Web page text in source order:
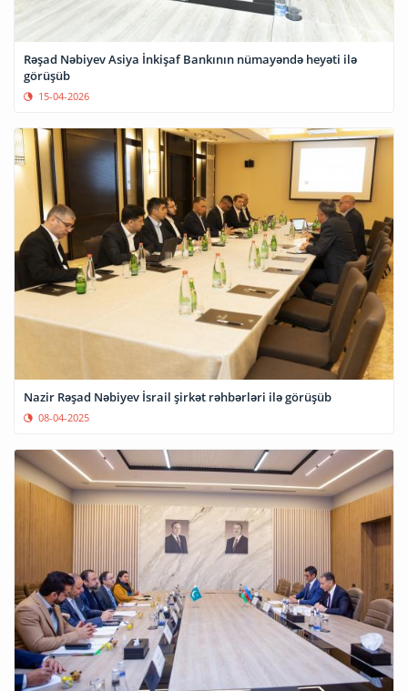
Rəşad Nəbiyev Asiya İnkişaf Bankının nümayəndə heyəti ilə
görüşüb
15-04-2026
Nazir Rəşad Nəbiyev İsrail şirkət rəhbərləri ilə görüşüb
08-04-2025